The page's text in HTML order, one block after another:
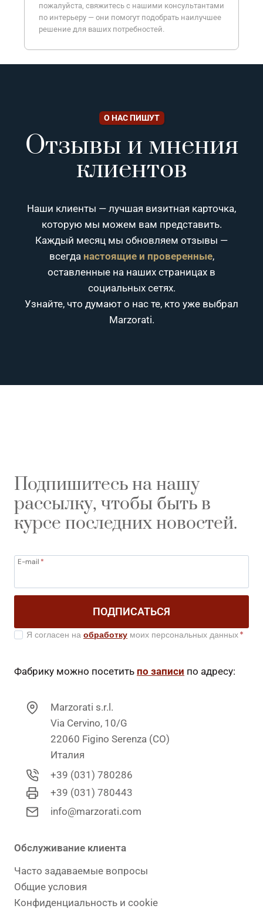
пожалуйста, свяжитесь с нашими консультантами
по интерьеру — они помогут подобрать наилучшее
решение для ваших потребностей.
О НАС ПИШУТ
Отзывы и мнения
клиентов
Наши клиенты — лучшая визитная карточка,
которую мы можем вам представить.
Каждый месяц мы обновляем отзывы —
всегда настоящие и проверенные,
оставленные на наших страницах в
социальных сетях.
Узнайте, что думают о нас те, кто уже выбрал
Marzorati.
Подпишитесь на нашу
рассылку, чтобы быть в
курсе последних новостей.
E-mail *
ПОДПИСАТЬСЯ
Я согласен наобработку моих персональных данных*
Фабрику можно посетить по записи по адресу:
Marzorati s.r.l.
Via Cervino, 10/G
22060 Figino Serenza (CO)
Италия
+39 (031) 780286
+39 (031) 780443
info@marzorati.com
Обслуживание клиента
Часто задаваемые вопросы
Общие условия
Конфиденциальность и cookie